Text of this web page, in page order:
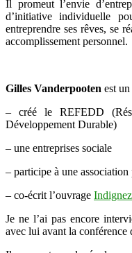
Il promeut l’envie
d’initiative individuelle
entreprendre ses rêves, se
accomplissement personnel.
Gilles Vanderpooten est
– créé le REFEDD
Développement Durable)
– une entreprises sociale
– participe à une
– co-écrit l’ouvrage
Je ne l’ai pas encore
avec lui avant la conférence